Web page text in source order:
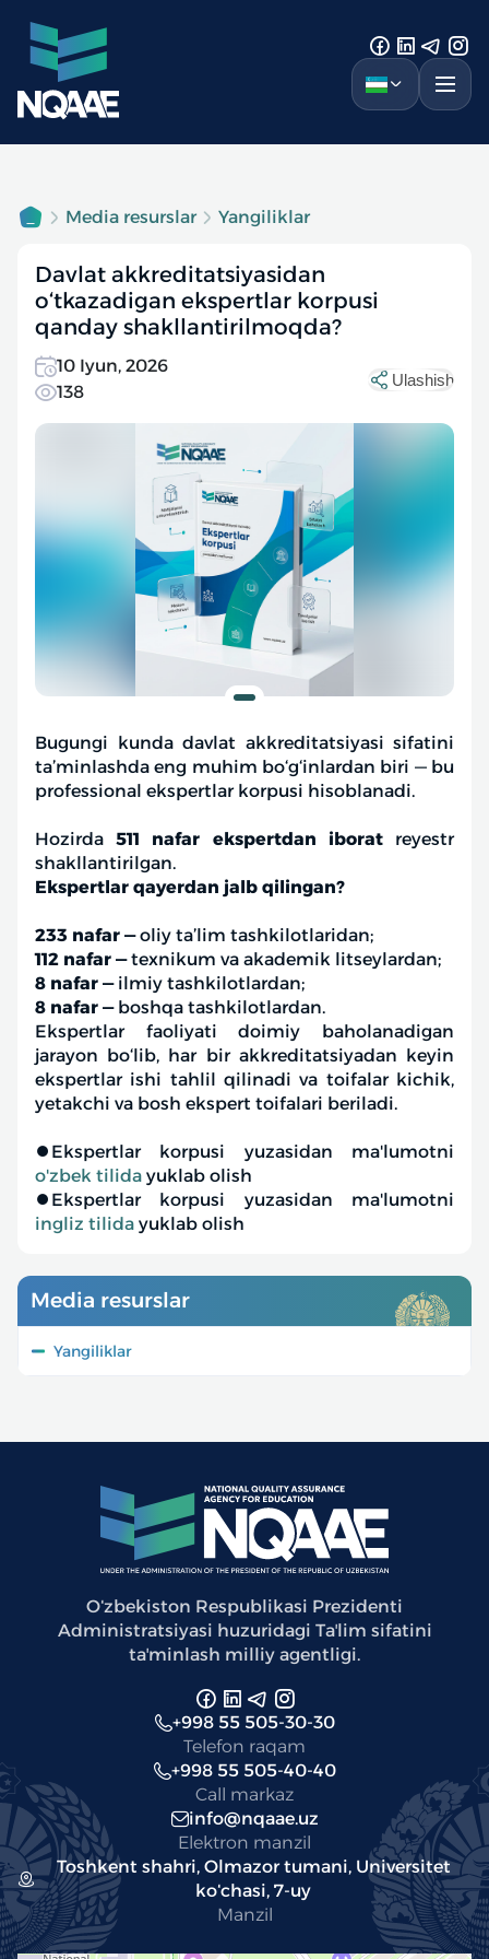
Media resurslar Yangiliklar
Davlat akkreditatsiyasidan
o‘tkazadigan ekspertlar korpusi
qanday shakllantirilmoqda?
10 Iyun, 2026
138
Ulashish
Bugungi kunda davlat akkreditatsiyasi sifatini
ta’minlashda eng muhim bo‘g‘inlardan biri — bu
professional ekspertlar korpusi hisoblanadi.
Hozirda511 nafar ekspertdan iboratreyestr
shakllantirilgan.
Ekspertlar qayerdan jalb qilingan?
233 nafar —oliy ta’lim tashkilotlaridan;
112 nafar —texnikum va akademik litseylardan;
8 nafar —ilmiy tashkilotlardan;
8 nafar —boshqa tashkilotlardan.
Ekspertlar faoliyati doimiy baholanadigan
jarayon bo‘lib, har bir akkreditatsiyadan keyin
ekspertlar ishi tahlil qilinadi va toifalar kichik,
yetakchi va bosh ekspert toifalari beriladi.
⏺Ekspertlar korpusi yuzasidan ma'lumotni
o'zbek tilida yuklab olish
⏺Ekspertlar korpusi yuzasidan ma'lumotni
ingliz tilida yuklab olish
Media resurslar
Yangiliklar
Oʻzbekiston Respublikasi Prezidenti
Administratsiyasi huzuridagi Taʼlim sifatini
taʼminlash milliy agentligi.
+998 55 505-30-30
Telefon raqam
+998 55 505-40-40
Call markaz
info@nqaae.uz
Elektron manzil
Toshkent shahri, Olmazor tumani, Universitet
koʻchasi, 7-uy
Manzil